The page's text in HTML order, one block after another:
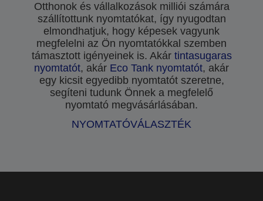
Otthonok és vállalkozások milliói számára
szállítottunk nyomtatókat, így nyugodtan
elmondhatjuk, hogy képesek vagyunk
megfelelni az Ön nyomtatókkal szemben
támasztott igényeinek is. Akár tintasugaras
nyomtatót, akár Eco Tank nyomtatót, akár
egy kicsit egyedibb nyomtatót szeretne,
segíteni tudunk Önnek a megfelelő
nyomtató megvásárlásában.
NYOMTATÓVÁLASZTÉK